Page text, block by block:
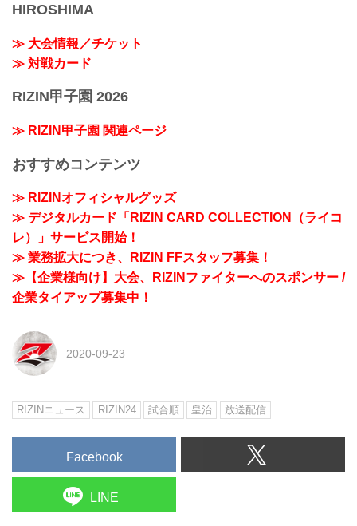
HIROSHIMA
≫ 大会情報／チケット
≫ 対戦カード
RIZIN甲子園 2026
≫ RIZIN甲子園 関連ページ
おすすめコンテンツ
≫ RIZINオフィシャルグッズ
≫ デジタルカード「RIZIN CARD COLLECTION（ライコ
レ）」サービス開始！
≫ 業務拡大につき、RIZIN FFスタッフ募集！
≫【企業様向け】大会、RIZINファイターへのスポンサー /
企業タイアップ募集中！
2020-09-23
RIZINニュース RIZIN24 試合順 皇治 放送配信
Facebook
LINE